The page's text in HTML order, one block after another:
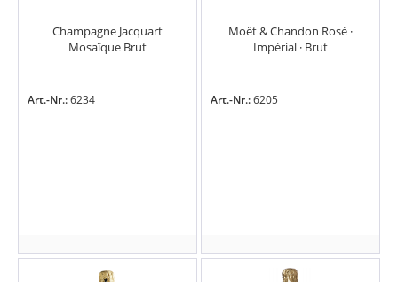
Champagne Jacquart
Mosaïque Brut
Art.-Nr.:6234
Moët & Chandon Rosé ·
Impérial · Brut
Art.-Nr.:6205